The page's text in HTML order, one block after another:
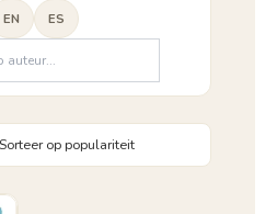
EN ES